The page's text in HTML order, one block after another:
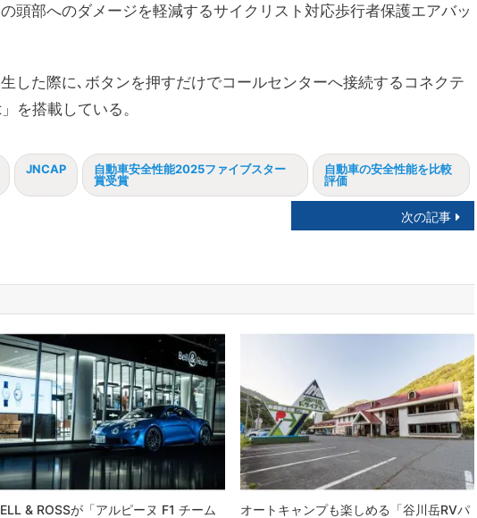
頭部へのダメージを軽減するサイクリスト対応歩行者保護エアバッ
した際に､ボタンを押すだけでコールセンターへ接続するコネクテ
を搭載している。
JNCAP
自動車安全性能2025ファイブスター
賞受賞
自動車の安全性能を比較
評価
次の記事
& ROSSが「アルピーヌ F1 チーム
オートキャンプも楽しめる「谷川岳RVパ